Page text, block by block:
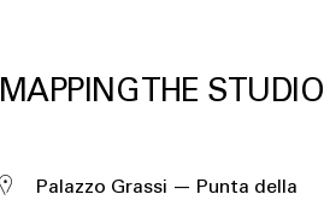
MAPPING THE STUDIO
Palazzo Grassi — Punta della